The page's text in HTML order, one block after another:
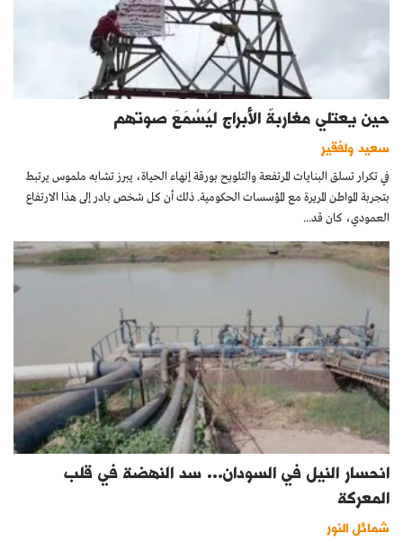
حين يعتلي مغاربةٌ الأبراج ليُسْمَعَ صوتهم
سعيد ولفقير
في تكرار تسلق البنايات المرتفعة والتلويح بورقة إنهاء الحياة، يبرز تشابه ملموس يرتبط
بتجربة المواطن المريرة مع المؤسسات الحكومية. ذلك أن كل شخص بادر إلى هذا الارتفاع
العمودي، كان قد...
انحسار النيل في السودان… سد النهضة في قلب
المعركة
شمائل النور